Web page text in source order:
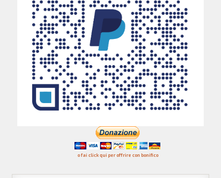
o fai click qui per offrire con bonifico